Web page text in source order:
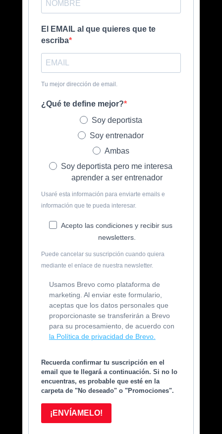
El EMAIL al que quieres que te
escriba
Tu mejor dirección de email.
¿Qué te define mejor?
Soy deportista
Soy entrenador
Ambas
Soy deportista pero me interesa
aprender a ser entrenador
Usaré esta información para enviarte emails e
información que te pueda interesar.
Acepto las condiciones y recibir sus
newsletters.
Puede cancelar su suscripción cuando quiera
mediante el enlace de nuestra newsletter.
Usamos Brevo como plataforma de
marketing. Al enviar este formulario,
aceptas que los datos personales que
proporcionaste se transferirán a Brevo
para su procesamiento, de acuerdo con
la Política de privacidad de Brevo.
Recuerda confirmar tu suscripción en el
email que te llegará a continuación. Si no lo
encuentras, es probable que esté en la
carpeta de "No deseado" o "Promociones".
¡ENVÍAMELO!